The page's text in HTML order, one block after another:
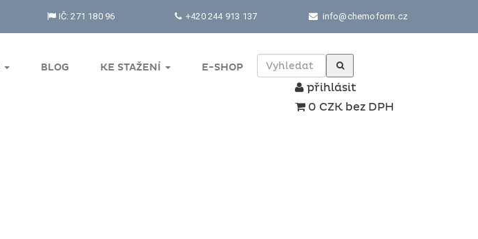
IČ: 271 180 96 +420 244 913 137 info@chemoform.cz
BLOG KE STAŽENÍ E-SHOP
přihlásit
0 CZK bez DPH